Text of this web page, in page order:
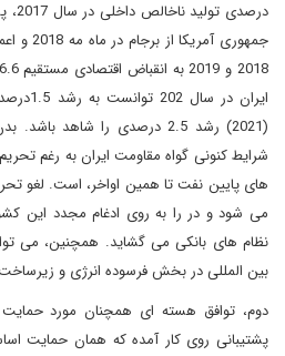
جمهوری
ایران
(2021) رشد 2.5 درصدی را شاهد
های پایین نفت تا همین اواخر، است. لغو
می شود و در را به روی ادغام مجدد این
نظام های بانکی می گشاید. همچنین، می
بین المللی در بخش فرسوده انرژی و زیرساخت
دوم، توافق هسته ای همچنان مورد
پشتیبانی روی کار آمده که همان حمایت